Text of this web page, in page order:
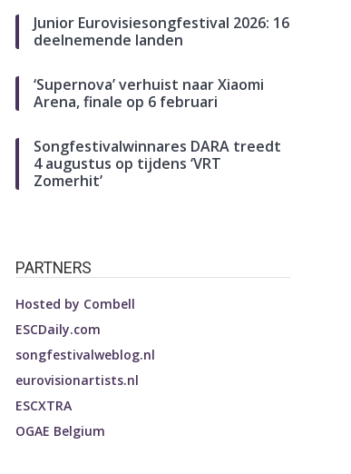
Junior Eurovisiesongfestival 2026: 16
deelnemende landen
‘Supernova’ verhuist naar Xiaomi
Arena, finale op 6 februari
Songfestivalwinnares DARA treedt
4 augustus op tijdens ‘VRT
Zomerhit’
PARTNERS
Hosted by Combell
ESCDaily.com
songfestivalweblog.nl
eurovisionartists.nl
ESCXTRA
OGAE Belgium